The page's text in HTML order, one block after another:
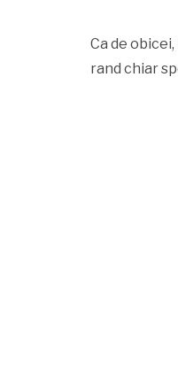
Ca de
rand chiar